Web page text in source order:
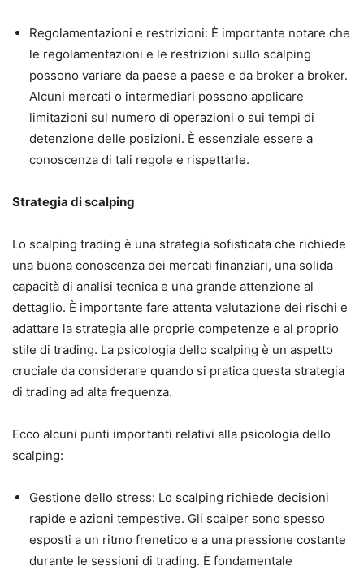
Regolamentazioni e restrizioni: È importante notare che
le regolamentazioni e le restrizioni sullo scalping
possono variare da paese a paese e da broker a broker.
Alcuni mercati o intermediari possono applicare
limitazioni sul numero di operazioni o sui tempi di
detenzione delle posizioni. È essenziale essere a
conoscenza di tali regole e rispettarle.
Strategia di scalping
Lo scalping trading è una strategia sofisticata che richiede
una buona conoscenza dei mercati finanziari, una solida
capacità di analisi tecnica e una grande attenzione al
dettaglio. È importante fare attenta valutazione dei rischi e
adattare la strategia alle proprie competenze e al proprio
stile di trading. La psicologia dello scalping è un aspetto
cruciale da considerare quando si pratica questa strategia
di trading ad alta frequenza.
Ecco alcuni punti importanti relativi alla psicologia dello
scalping:
Gestione dello stress: Lo scalping richiede decisioni
rapide e azioni tempestive. Gli scalper sono spesso
esposti a un ritmo frenetico e a una pressione costante
durante le sessioni di trading. È fondamentale